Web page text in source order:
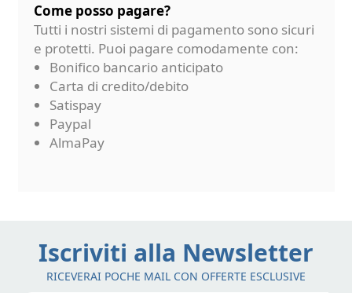
Come posso pagare?
Tutti i nostri sistemi di pagamento sono sicuri
e protetti. Puoi pagare comodamente con:
Bonifico bancario anticipato
Carta di credito/debito
Satispay
Paypal
AlmaPay
Iscriviti alla Newsletter
RICEVERAI POCHE MAIL CON OFFERTE ESCLUSIVE